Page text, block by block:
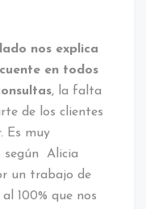
nos explica
en todos
, la falta
de los clientes
Es muy
según Alicia
un trabajo de
100% que nos